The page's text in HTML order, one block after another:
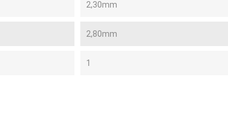
2,30mm
2,80mm
1